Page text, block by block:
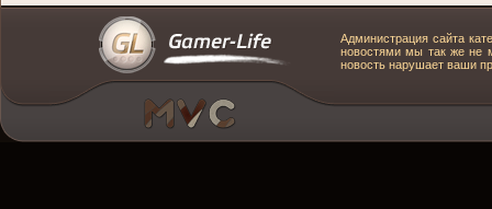
Администрация сайта
новостями мы так же не
новость нарушает ваши